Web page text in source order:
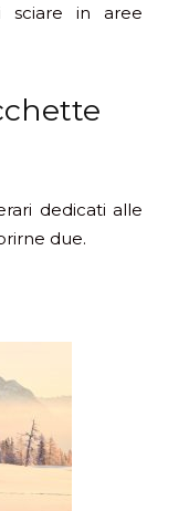
sciare in aree
dedicati alle
due.